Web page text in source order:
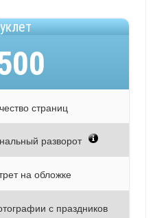
страниц
разворот
на обложке
с праздников